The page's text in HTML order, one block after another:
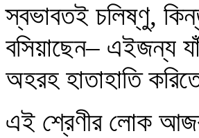
স্বভাবতই চলিষ্ণু,
বসিয়াছেন– এইজন্য
অহরহ হাতাহাতি
এই শ্রেণীর লোক